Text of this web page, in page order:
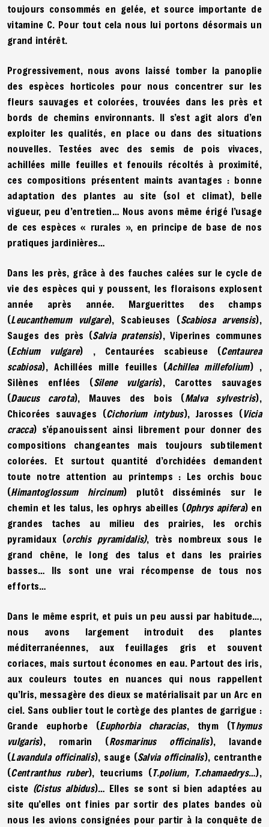
toujours consommés en gelée, et source importante de
vitamine C. Pour tout cela nous lui portons désormais un
grand intérêt.
Progressivement, nous avons laissé tomber la panoplie
des espèces horticoles pour nous concentrer sur les
fleurs sauvages et colorées, trouvées dans les près et
bords de chemins environnants. Il s’est agit alors d’en
exploiter les qualités, en place ou dans des situations
nouvelles. Testées avec des semis de pois vivaces,
achillées mille feuilles et fenouils récoltés à proximité,
ces compositions présentent maints avantages : bonne
adaptation des plantes au site (sol et climat), belle
vigueur, peu d’entretien… Nous avons même érigé l’usage
de ces espèces « rurales », en principe de base de nos
pratiques jardinières…
Dans les près, grâce à des fauches calées sur le cycle de
vie des espèces qui y poussent, les floraisons explosent
année après année. Marguerittes des champs
(Leucanthemum vulgare), Scabieuses (Scabiosa arvensis),
Sauges des près (Salvia pratensis), Viperines communes
(Echium vulgare) , Centaurées scabieuse (Centaurea
scabiosa), Achillées mille feuilles (Achillea millefolium) ,
Silènes enflées (Silene vulgaris), Carottes sauvages
(Daucus carota), Mauves des bois (Malva sylvestris),
Chicorées sauvages (Cichorium intybus), Jarosses (Vicia
cracca) s’épanouissent ainsi librement pour donner des
compositions changeantes mais toujours subtilement
colorées. Et surtout quantité d’orchidées demandent
toute notre attention au printemps : Les orchis bouc
(Himantoglossum hircinum) plutôt disséminés sur le
chemin et les talus, les ophrys abeilles (Ophrys apifera) en
grandes taches au milieu des prairies, les orchis
pyramidaux (orchis pyramidalis), très nombreux sous le
grand chêne, le long des talus et dans les prairies
basses… Ils sont une vrai récompense de tous nos
efforts…
Dans le même esprit, et puis un peu aussi par habitude…,
nous avons largement introduit des plantes
méditerranéennes, aux feuillages gris et souvent
coriaces, mais surtout économes en eau. Partout des iris,
aux couleurs toutes en nuances qui nous rappellent
qu’Iris, messagère des dieux se matérialisait par un Arc en
ciel. Sans oublier tout le cortège des plantes de garrigue :
Grande euphorbe (Euphorbia characias, thym (Thymus
vulgaris), romarin (Rosmarinus officinalis), lavande
(Lavandula officinalis), sauge (Salvia officinalis), centranthe
(Centranthus ruber), teucriums (T.polium, T.chamaedrys…),
ciste (Cistus albidus)… Elles se sont si bien adaptées au
site qu’elles ont finies par sortir des plates bandes où
nous les avions consignées pour partir à la conquête de